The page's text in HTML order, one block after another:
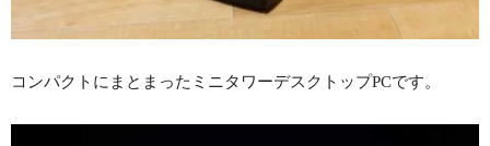
コンパクトにまとまったミニタワーデスクトップPCです。